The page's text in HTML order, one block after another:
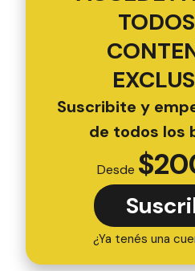
Suscribite y
de todos los
Desde $
¿Ya tenés una